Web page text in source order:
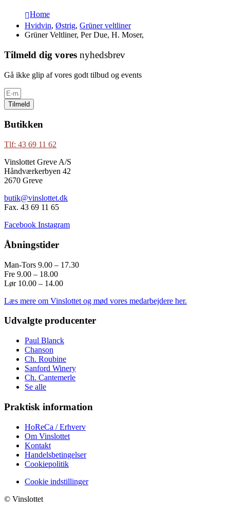
Home
Hvidvin, Østrig, Grüner veltliner
Grüner Veltliner, Per Due, H. Moser,
Tilmeld dig vores nyhedsbrev
Gå ikke glip af vores godt tilbud og events
Tilmeld
Butikken
Tlf: 43 69 11 62
Vinslottet Greve A/S
Håndværkerbyen 42
2670 Greve
butik@vinslottet.dk
Fax. 43 69 11 65
Facebook Instagram
Åbningstider
Man-Tors 9.00 – 17.30
Fre 9.00 – 18.00
Lør 10.00 – 14.00
Læs mere om Vinslottet og mød vores medarbejdere her.
Udvalgte producenter
Paul Blanck
Chanson
Ch. Roubine
Sanford Winery
Ch. Cantemerle
Se alle
Praktisk information
HoReCa / Erhverv
Om Vinslottet
Kontakt
Handelsbetingelser
Cookiepolitik
Cookie indstillinger
© Vinslottet